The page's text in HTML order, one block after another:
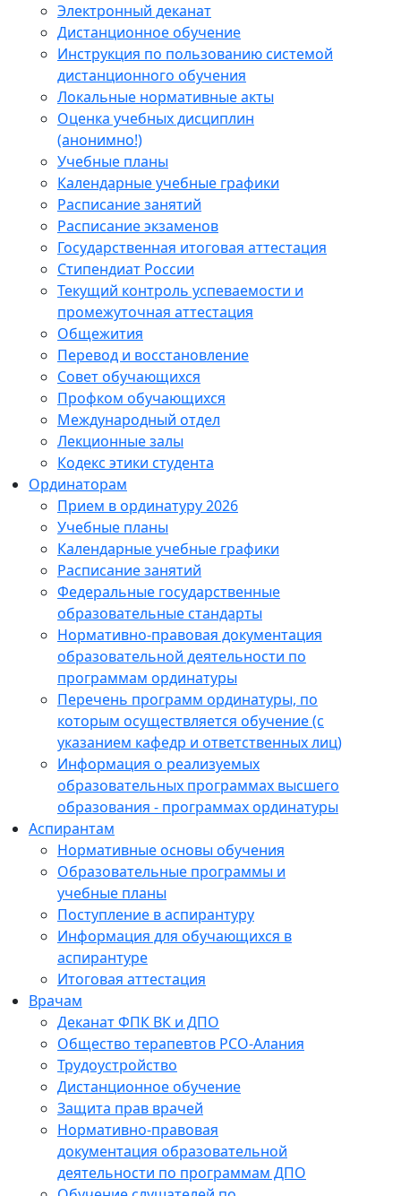
Электронный деканат
Дистанционное обучение
Инструкция по пользованию системой
дистанционного обучения
Локальные нормативные акты
Оценка учебных дисциплин
(анонимно!)
Учебные планы
Календарные учебные графики
Расписание занятий
Расписание экзаменов
Государственная итоговая аттестация
Стипендиат России
Текущий контроль успеваемости и
промежуточная аттестация
Общежития
Перевод и восстановление
Совет обучающихся
Профком обучающихся
Международный отдел
Лекционные залы
Кодекс этики студента
Ординаторам
Прием в ординатуру 2026
Учебные планы
Календарные учебные графики
Расписание занятий
Федеральные государственные
образовательные стандарты
Нормативно-правовая документация
образовательной деятельности по
программам ординатуры
Перечень программ ординатуры, по
которым осуществляется обучение (с
указанием кафедр и ответственных лиц)
Информация о реализуемых
образовательных программах высшего
образования - программах ординатуры
Аспирантам
Нормативные основы обучения
Образовательные программы и
учебные планы
Поступление в аспирантуру
Информация для обучающихся в
аспирантуре
Итоговая аттестация
Врачам
Деканат ФПК ВК и ДПО
Общество терапевтов РСО-Алания
Трудоустройство
Дистанционное обучение
Защита прав врачей
Нормативно-правовая
документация образовательной
деятельности по программам ДПО